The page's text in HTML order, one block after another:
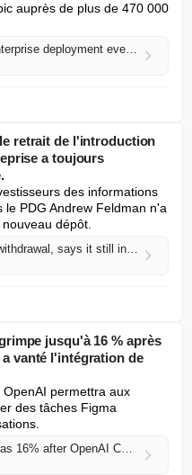
auprès de plus de 470 000
Anthropic lands its biggest enterprise deployment ever with Deloitte deal
retrait de l'introduction
a toujours
des informations
PDG Andrew Feldman n'a
dépôt.
Cerebras CEO explains IPO withdrawal, says it still intends to go public
jusqu'à 16 % après
vanté l'intégration de
permettra aux
des tâches Figma
Figma's stock pops as much as 16% after OpenAI CEO Altman touts ChatGPT integration